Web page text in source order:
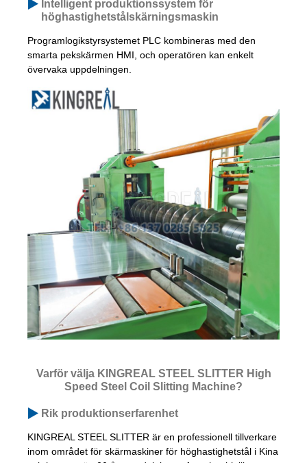
Intelligent produktionssystem för
höghastighetstålskärningsmaskin
Programlogikstyrsystemet PLC kombineras med den
smarta pekskärmen HMI, och operatören kan enkelt
övervaka uppdelningen.
Varför välja KINGREAL STEEL SLITTER High
Speed ​​Steel Coil Slitting Machine?
Rik produktionserfarenhet
KINGREAL STEEL SLITTER är en professionell tillverkare
inom området för skärmaskiner för höghastighetstål i Kina